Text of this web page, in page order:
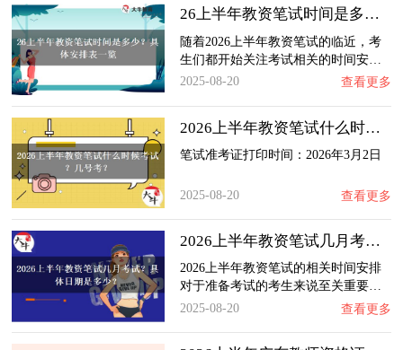
26上半年教资笔试时间是多少？具体安排表一览…
随着2026上半年教资笔试的临近，考
生们都开始关注考试相关的时间安…
2025-08-20
查看更多
2026上半年教资笔试什么时候考试？几号考？
笔试准考证打印时间：2026年3月2日
2025-08-20 查看更多
2026上半年教资笔试几月考试？具体日期是多少…
2026上半年教资笔试的相关时间安排
对于准备考试的考生来说至关重要…
2025-08-20
查看更多